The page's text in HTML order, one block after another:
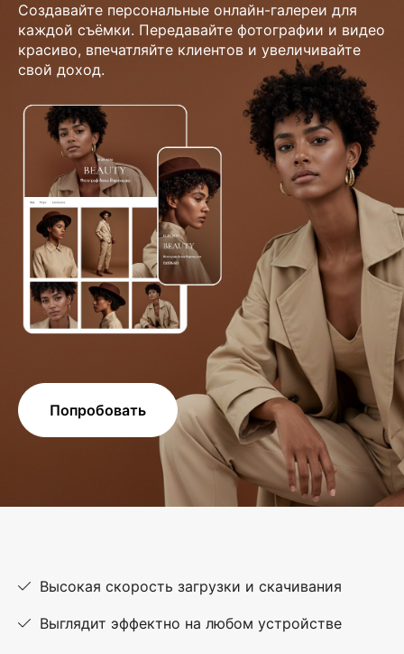
Создавайте персональные онлайн-галереи для
каждой съёмки. Передавайте фотографии и видео
красиво, впечатляйте клиентов и увеличивайте
свой доход.
Попробовать
Высокая скорость загрузки и скачивания
Выглядит эффектно на любом устройстве